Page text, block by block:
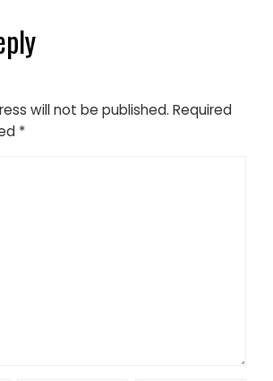
will not be published. Required
*